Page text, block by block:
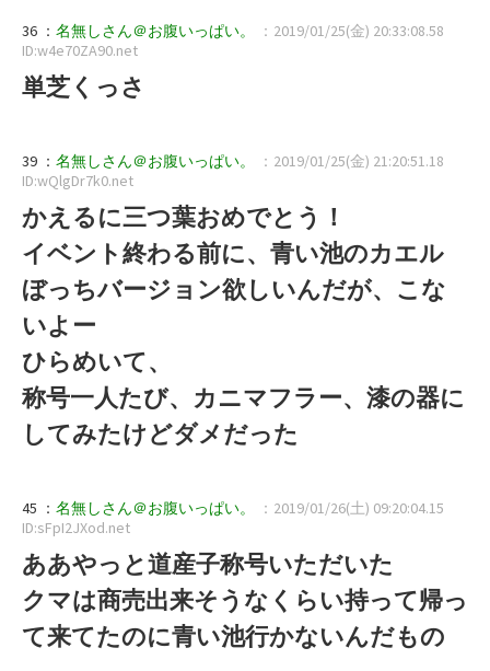
36 ： 名無しさん＠お腹いっぱい。
：2019/01/25(金) 20:33:08.58
ID:w4e70ZA90.net
単芝くっさ
39 ： 名無しさん＠お腹いっぱい。
：2019/01/25(金) 21:20:51.18
ID:wQlgDr7k0.net
かえるに三つ葉おめでとう！
イベント終わる前に、青い池のカエル
ぼっちバージョン欲しいんだが、こな
いよー
ひらめいて、
称号一人たび、カニマフラー、漆の器に
してみたけどダメだった
45 ： 名無しさん＠お腹いっぱい。
：2019/01/26(土) 09:20:04.15
ID:sFpI2JXod.net
ああやっと道産子称号いただいた
クマは商売出来そうなくらい持って帰っ
て来てたのに青い池行かないんだもの